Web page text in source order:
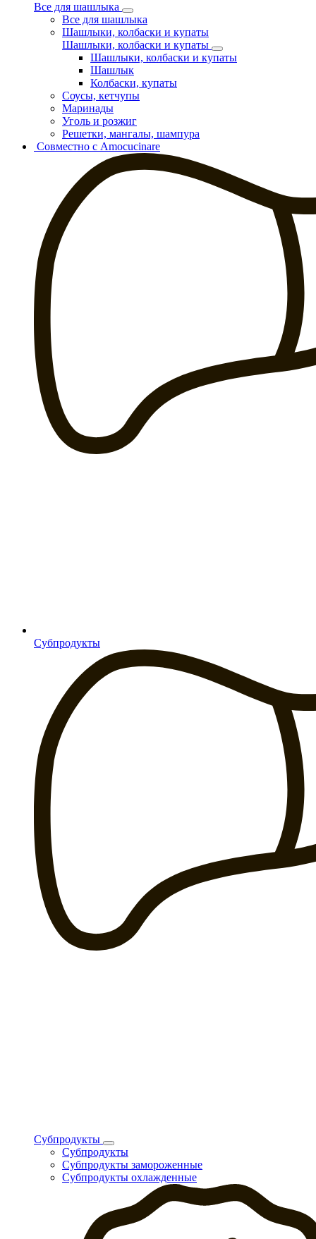
Все для шашлыка
Все для шашлыка
Шашлыки, колбаски и купаты
Шашлыки, колбаски и купаты
Шашлыки, колбаски и купаты
Шашлык
Колбаски, купаты
Соусы, кетчупы
Маринады
Уголь и розжиг
Решетки, мангалы, шампура
Совместно с Amocucinare
Субпродукты
Субпродукты
Субпродукты
Субпродукты замороженные
Субпродукты охлажденные